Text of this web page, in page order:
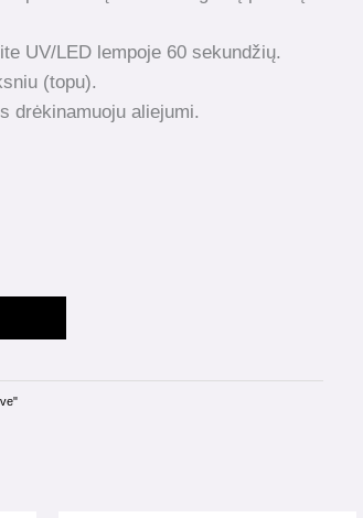
UV/LED lempoje 60 sekundžių.
(topu).
drėkinamuoju aliejumi.